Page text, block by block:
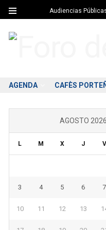
Audiencias
AGENDA CAFÈS
AGOSTO 2026
L M X J V
3 4 5 6 7
10 11 12 13